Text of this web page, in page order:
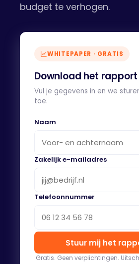
budget te verhogen.
WHITEPAPER · GRATIS
Download het rapport
Vul je gegevens in en we
toe.
Naam
Zakelijk e-mailadres
Telefoonnummer
Stuur mij het
Gratis. Geen verplichtingen.